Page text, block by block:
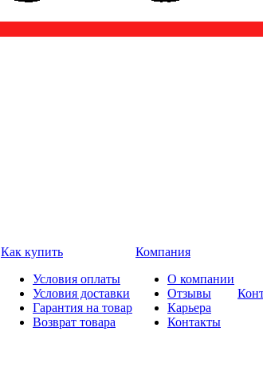
Как купить
Условия оплаты
Условия доставки
Гарантия на товар
Возврат товара
Компания
О компании
Отзывы
Карьера
Контакты